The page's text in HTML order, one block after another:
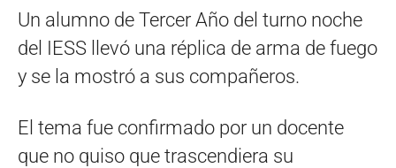
Un alumno de Tercer Año del turno noche
del IESS llevó una réplica de arma de fuego
y se la mostró a sus compañeros.
El tema fue confirmado por un docente
que no quiso que trascendiera su